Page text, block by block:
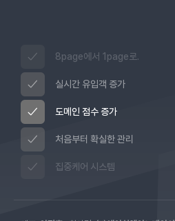
8page에서 1page로.
실시간 유입객 증가
도메인 점수 증가
처음부터 확실한 관리
집중케어 시스템